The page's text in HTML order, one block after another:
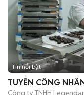
Tin nổi bật
TUYỂN CÔNG
Công ty TNHH